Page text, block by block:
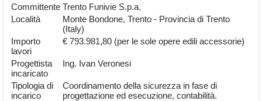
Committente Trento Funivie S.p.a.
Località
Monte Bondone, Trento - Provincia di Trento
(Italy)
Importo
lavori
€ 793.981,80 (per le sole opere edili accessorie)
Progettista
incaricato
Ing. Ivan Veronesi
Tipologia di
incarico
Coordinamento della sicurezza in fase di
progettazione ed esecuzione, contabilità.